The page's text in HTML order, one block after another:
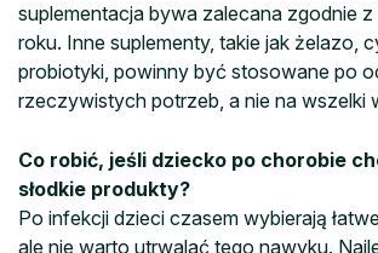
suplementacja bywa zalecana zgodnie z
roku. Inne suplementy, takie jak żelazo,
probiotyki, powinny być stosowane po
rzeczywistych potrzeb, a nie na wszelki
Co robić, jeśli dziecko po chorobie
słodkie produkty?
Po infekcji dzieci czasem wybierają
ale nie warto utrwalać tego nawyku.